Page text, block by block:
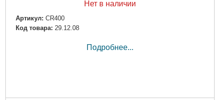
Нет в наличии
Артикул: CR400
Код товара: 29.12.08
Подробнее...